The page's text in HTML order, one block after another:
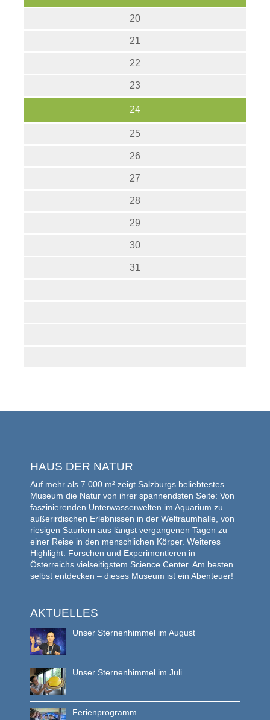
20
21
22
23
24
25
26
27
28
29
30
31
HAUS DER NATUR
Auf mehr als 7.000 m² zeigt Salzburgs beliebtestes
Museum die Natur von ihrer spannendsten Seite: Von
faszinierenden Unterwasserwelten im Aquarium zu
außerirdischen Erlebnissen in der Weltraumhalle, von
riesigen Sauriern aus längst vergangenen Tagen zu
einer Reise in den menschlichen Körper. Weiteres
Highlight: Forschen und Experimentieren in
Österreichs vielseitigstem Science Center. Am besten
selbst entdecken – dieses Museum ist ein Abenteuer!
AKTUELLES
Unser Sternenhimmel im August
Unser Sternenhimmel im Juli
Ferienprogramm